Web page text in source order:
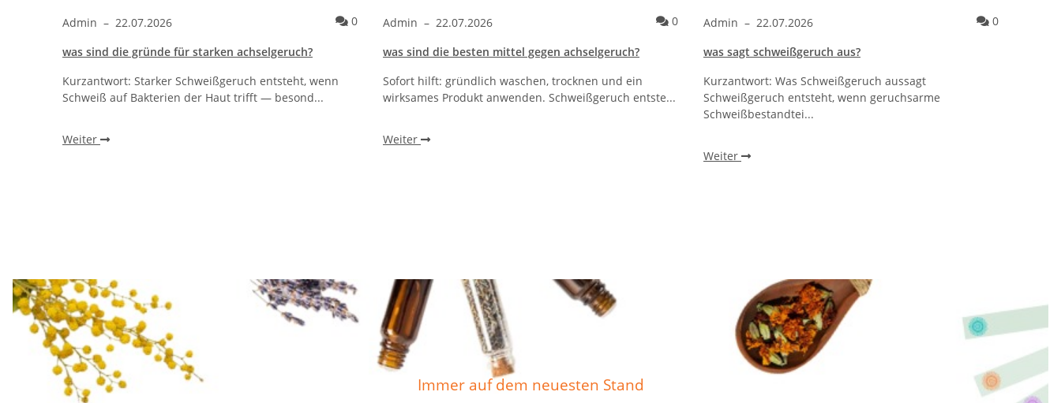
Kommentare zum Artikel was kostet eine operation gegen achselgeruch?
Admin – 22.07.2026 0Kommentare zum Artikel was sind die gründe für starken achselgeruch?
was sind die gründe für starken achselgeruch?
Kurzantwort: Starker Schweißgeruch entsteht, wenn
Schweiß auf Bakterien der Haut trifft — besond...
Weiter
Admin – 22.07.2026 0Kommentare zum Artikel was sind die besten mittel gegen
was sind die besten mittel gegen achselgeruch?
Sofort hilft: gründlich waschen, trocknen und ein
wirksames Produkt anwenden. Schweißgeruch entste...
Weiter
Admin – 22.07.2026 0
was sagt schweißgeruch aus?
Kurzantwort: Was Schweißgeruch aussagt
Schweißgeruch entsteht, wenn geruchsarme
Schweißbestandtei...
Weiter
Immer auf dem neuesten Stand